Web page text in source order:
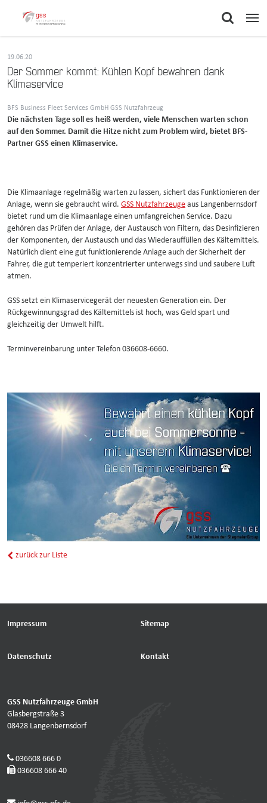
19.06.20
Der Sommer kommt: Kühlen Kopf bewahren dank
Klimaservice
BFS Business Fleet Services GmbH GSS Nutzfahrzeug
Die nächsten Tage soll es heiß werden, viele Menschen warten schon
auf den Sommer. Damit die Hitze nicht zum Problem wird, bietet BFS-
Partner GSS einen Klimaservice.
Die Klimaanlage regelmäßig warten zu lassen, sichert das Funktionieren der
Anlage, wenn sie gebraucht wird. GSS Nutzfahrzeuge aus Langenbernsdorf
bietet rund um die Klimaanlage einen umfangreichen Service. Dazu
gehören das Prüfen der Anlage, der Austausch von Filtern, das Desinfizieren
der Komponenten, der Austausch und das Wiederauffüllen des Kältemittels.
Natürlich dient eine gut funktionierende Anlage auch der Sicherheit der
Fahrer, die gut temperiert konzentrierter unterwegs sind und saubere Luft
atmen.
GSS setzt ein Klimaservicegerät der neuesten Generation ein. Der
Rückgewinnungsgrad des Kältemittels ist hoch, was Geld spart und
gleichzeitig der Umwelt hilft.
Terminvereinbarung unter Telefon 036608-6660.
zurück zur Liste
Impressum Sitemap
Datenschutz Kontakt
GSS Nutzfahrzeuge GmbH
Glasbergstraße 3
08428 Langenbernsdorf
036608 666 0
036608 666 40